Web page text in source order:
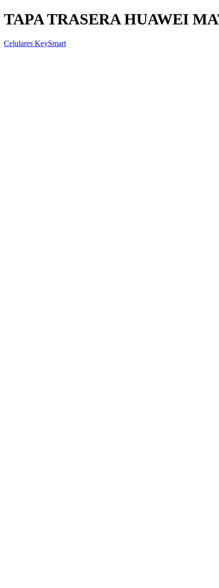
TAPA TRASERA HUAWEI
Celulares KeySmart